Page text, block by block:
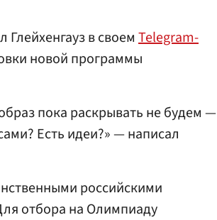
в своем Telegram-
новой программы
пока раскрывать не будем —
Есть идеи?» — написал
российскими
отбора на Олимпиаду